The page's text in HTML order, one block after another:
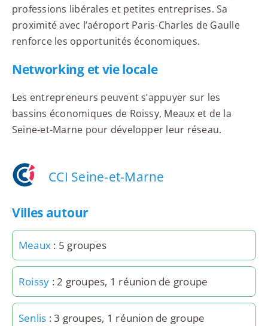
professions libérales et petites entreprises. Sa
proximité avec l’aéroport Paris-Charles de Gaulle
renforce les opportunités économiques.
Networking et vie locale
Les entrepreneurs peuvent s’appuyer sur les
bassins économiques de Roissy, Meaux et de la
Seine-et-Marne pour développer leur réseau.
CCI Seine-et-Marne
Villes autour
Meaux : 5 groupes
Roissy : 2 groupes, 1 réunion de groupe
Senlis : 3 groupes, 1 réunion de groupe